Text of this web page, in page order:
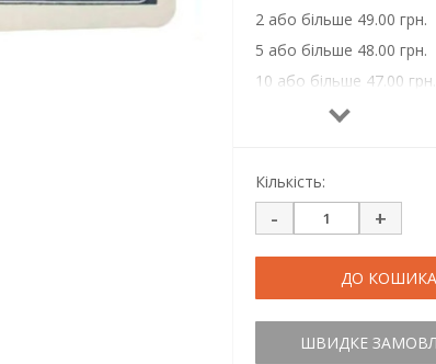
2 або більше 49.00 грн.
5 або більше 48.00 грн.
10 або більше 47.00 грн.
Кількість:
- +
ДО КОШИКА
ШВИДКЕ